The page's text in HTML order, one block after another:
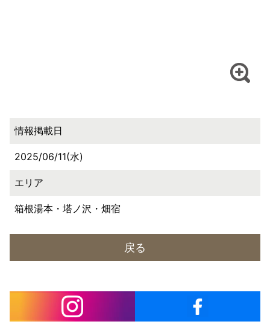
情報掲載日
2025/06/11(水)
エリア
箱根湯本・塔ノ沢・畑宿
戻る